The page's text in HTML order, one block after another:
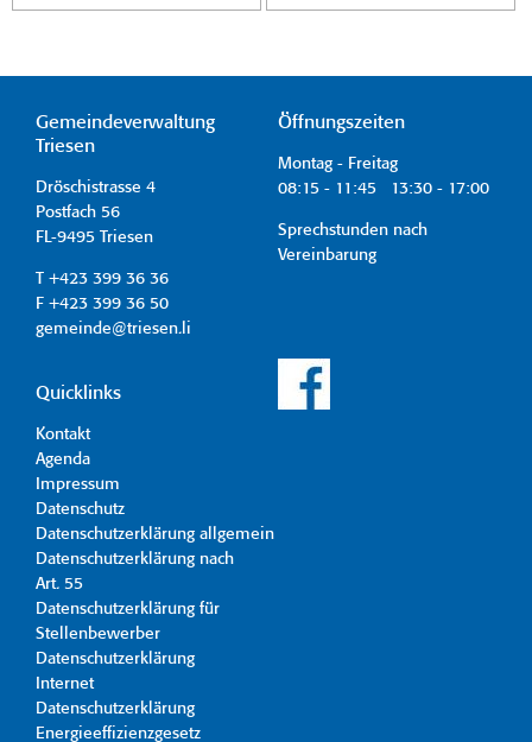
Gemeindeverwaltung
Triesen
Dröschistrasse 4
Postfach 56
FL-9495 Triesen
T +423 399 36 36
F +423 399 36 50
gemeinde@triesen.li
Öffnungszeiten
Montag - Freitag
08:15 - 11:45 13:30 - 17:00
Sprechstunden nach
Vereinbarung
Quicklinks
Kontakt
Agenda
Impressum
Datenschutz
Datenschutzerklärung allgemein
Datenschutzerklärung nach
Art. 55
Datenschutzerklärung für
Stellenbewerber
Datenschutzerklärung
Internet
Datenschutzerklärung
Energieeffizienzgesetz